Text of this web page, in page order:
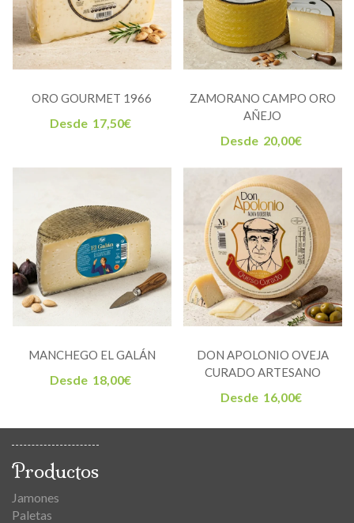
ORO GOURMET 1966
Desde 17,50€
ZAMORANO CAMPO ORO
AÑEJO
Desde 20,00€
MANCHEGO EL GALÁN
Desde 18,00€
DON APOLONIO OVEJA
CURADO ARTESANO
Desde 16,00€
Productos
Jamones
Paletas